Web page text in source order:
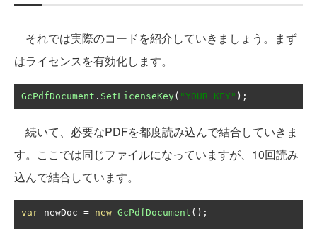
それでは実際のコードを紹介していきましょう。まず
はライセンスを有効化します。
GcPdfDocument . SetLicenseKey( "YOUR_KEY" );
続いて、必要なPDFを都度読み込んで結合していきま
す。ここでは同じファイルになっていますが、10回読み
込んで結合しています。
var newDoc = new GcPdfDocument ();